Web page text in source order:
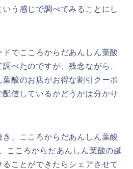
う感じで調べてみることにし
でこころからだあんしん葉酸
べたのですが、残念ながら、
酸のお店がお得な割引クーポ
信しているかどうかは分かり
、こころからだあんしん葉酸
こころからだあんしん葉酸の誕
ことができたらシェアさせて